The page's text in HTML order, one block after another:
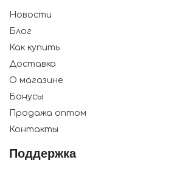
Новости
Блог
Как купить
Доставка
О магазине
Бонусы
Продажа оптом
Контакты
Поддержка